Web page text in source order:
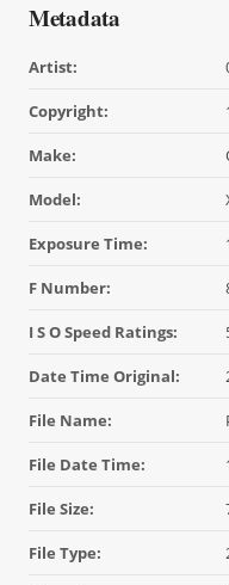
Metadata
Artist:
Copyright:
Make:
Model:
Exposure Time:
F Number:
I S O Speed Ratings:
Date Time Original:
File Name:
File Date Time:
File Size:
File Type: